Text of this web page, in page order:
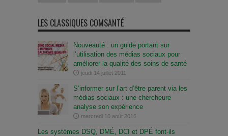
LES CLASSIQUES COMSANTÉ
Nouveauté : un guide portant sur
l’utilisation des médias sociaux pour
améliorer la qualité des soins de santé
jeudi 14 juillet 2011
S’informer sur l’art d’être parent via les
médias sociaux : une chercheure
analyse son expérience
mercredi 10 août 2016
Les systèmes DSQ, DMÉ, DCI et DPÉ font-ils